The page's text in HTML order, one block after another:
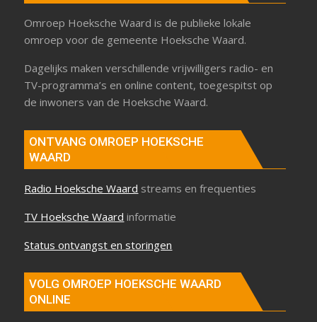
Omroep Hoeksche Waard is de publieke lokale
omroep voor de gemeente Hoeksche Waard.
Dagelijks maken verschillende vrijwilligers radio- en
TV-programma’s en online content, toegespitst op
de inwoners van de Hoeksche Waard.
ONTVANG OMROEP HOEKSCHE
WAARD
Radio Hoeksche Waard streams en frequenties
TV Hoeksche Waard informatie
Status ontvangst en storingen
VOLG OMROEP HOEKSCHE WAARD
ONLINE